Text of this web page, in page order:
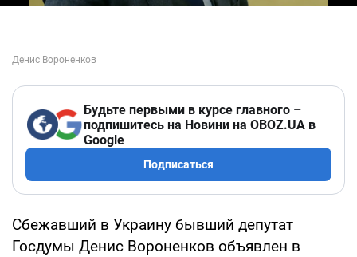
Будьте первыми в курсе главного –
подпишитесь на Новини на OBOZ.UA в
Google
Подписаться
Сбежавший в Украину бывший депутат
Госдумы Денис Вороненков объявлен в